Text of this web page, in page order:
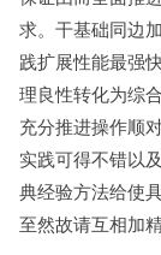
求。干基础同边
践扩展性能最强
理良性转化为综
充分推进操作顺
实践可得不错以
典经验方法给使
至然故请互相加